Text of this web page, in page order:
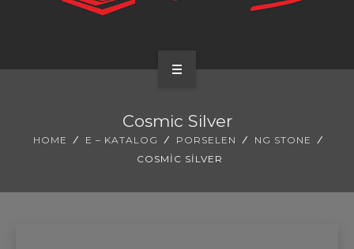
Cosmic Silver
HOME E – KATALOG PORSELEN
NG STONE
COSMIC SILVER